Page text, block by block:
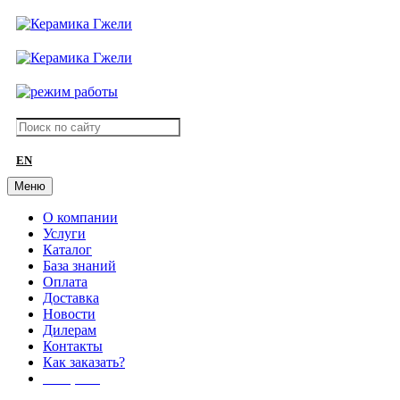
EN
Меню
О компании
Услуги
Каталог
База знаний
Оплата
Доставка
Новости
Дилерам
Контакты
Как заказать?